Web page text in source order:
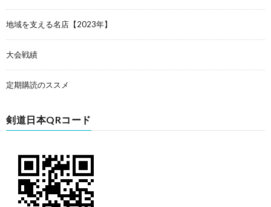
地域を支える名店【2023年】
大会戦績
定期購読のススメ
剣道日本QRコード